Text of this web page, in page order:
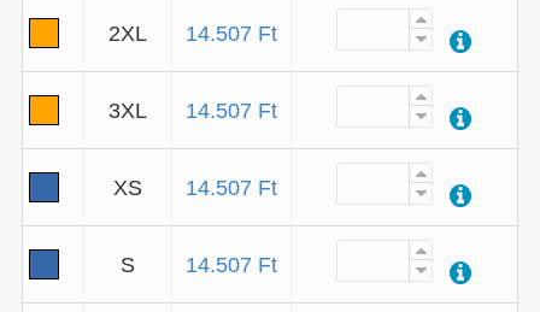
2XL 14.507 Ft
3XL 14.507 Ft
XS 14.507 Ft
S 14.507 Ft